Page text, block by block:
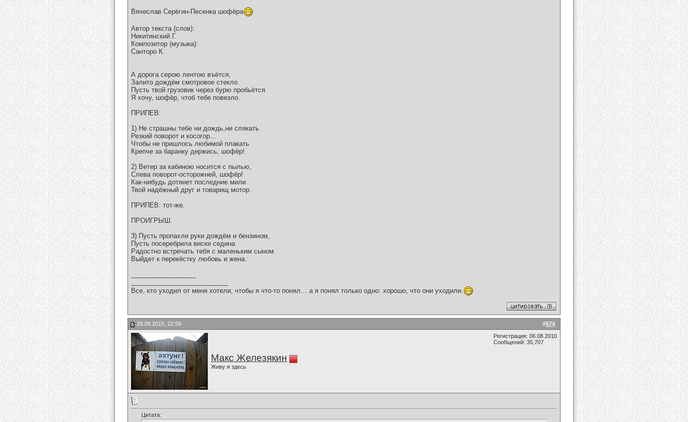
Вячеслав Серёгин-Песенка шофёра
Автор текста (слов):
Никитинский Г.
Композитор (музыка):
Санторо К.
А дорога серою лентою въётся,
Залито дождём смотровое стекло.
Пусть твой грузовик через бурю пробьётся
Я хочу, шофёр, чтоб тебе повезло.
ПРИПЕВ:
1) Не страшны тебе ни дождь,ни слякать
Резкий поворот и косогор...
Чтобы не пришлось любимой плакать
Крепче за баранку держись, шофёр!
2) Ветер за кабиною носится с пылью,
Слева поворот-осторожней, шофёр!
Как-нибудь дотянет последние мили
Твой надёжный друг и товарищ мотор.
ПРИПЕВ: тот-же.
ПРОИГРЫШ.
3) Пусть пропахли руки дождём и бензином,
Пусть посеребрила виски седина
Радостно встречать тебя с маленьким сыном
Выйдет к перекёстку любовь и жена.
Все, кто уходил от меня хотели, чтобы я что-то понял… а я понял только одно: хорошо, что они уходили.
#574
28.08.2015, 22:59
Макс Железякин
Живу я здесь
Регистрация: 06.08.2010
Сообщений: 35,707
Цитата: